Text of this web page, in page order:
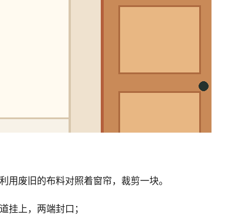
用废旧的布料对照着窗帘，裁剪一块。
挂上，两端封口；